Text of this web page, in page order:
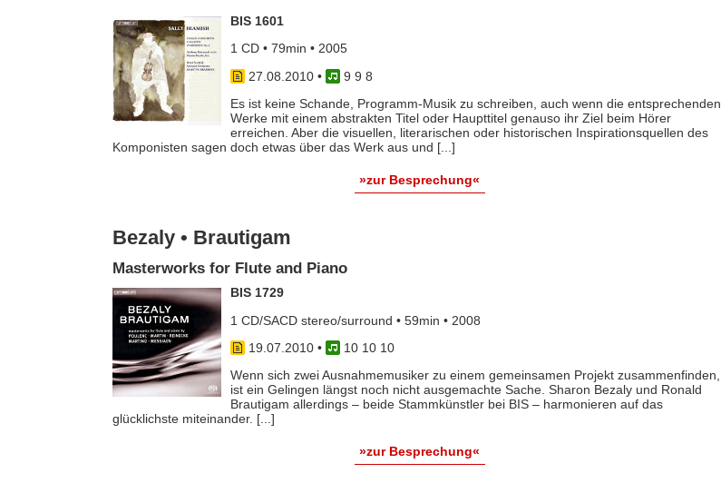
BIS 1601
1 CD • 79min • 2005
27.08.2010•
9 9 8
Es ist keine Schande, Programm-Musik zu schreiben, auch wenn die entsprechenden
Werke mit einem abstrakten Titel oder Haupttitel genauso ihr Ziel beim Hörer
erreichen. Aber die visuellen, literarischen oder historischen Inspirationsquellen des
Komponisten sagen doch etwas über das Werk aus und [...]
»zur Besprechung«
Bezaly • Brautigam
Masterworks for Flute and Piano
BIS 1729
1 CD/SACD stereo/surround • 59min • 2008
19.07.2010•
10 10 10
Wenn sich zwei Ausnahmemusiker zu einem gemeinsamen Projekt zusammenfinden,
ist ein Gelingen längst noch nicht ausgemachte Sache. Sharon Bezaly und Ronald
Brautigam allerdings – beide Stammkünstler bei BIS – harmonieren auf das
glücklichste miteinander. [...]
»zur Besprechung«